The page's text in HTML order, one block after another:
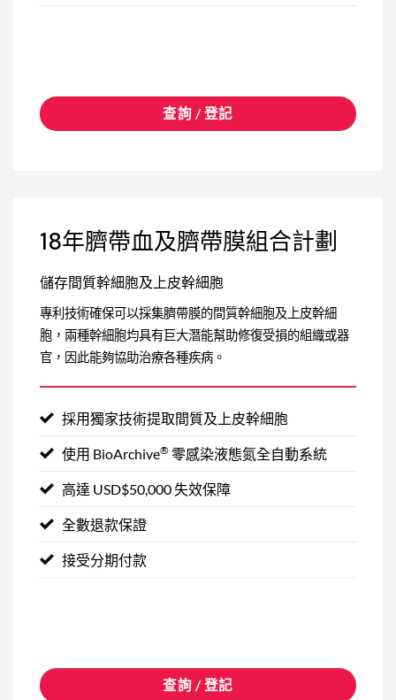
查詢 / 登記
18年臍帶血及臍帶膜組合計劃
儲存間質幹細胞及上皮幹細胞
專利技術確保可以採集臍帶膜的間質幹細胞及上皮幹細
胞，兩種幹細胞均具有巨大潛能幫助修復受損的組織或器
官，因此能夠協助治療各種疾病。
採用獨家技術提取間質及上皮幹細胞
使用 BioArchive® 零感染液態氮全自動系統
高達 USD$50,000 失效保障
全數退款保證
接受分期付款
查詢 / 登記